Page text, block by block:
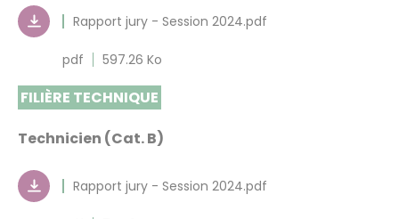
Rapport jury - Session 2024.pdf
pdf 597.26 Ko
FILIÈRE TECHNIQUE
Technicien (Cat. B)
Rapport jury - Session 2024.pdf